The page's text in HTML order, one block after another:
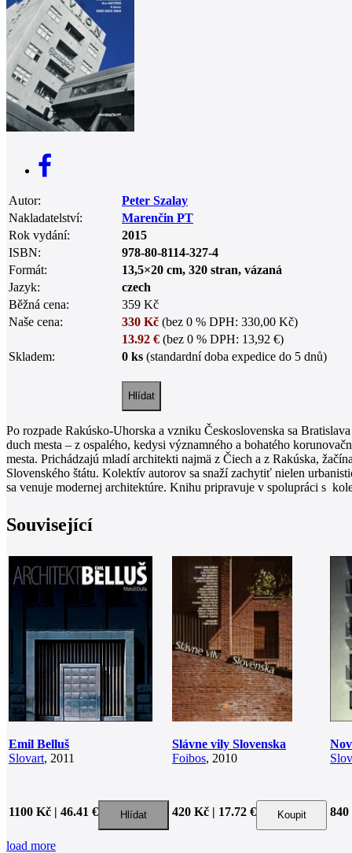
0
Autor:
Peter Szalay
Nakladatelství:
Marenčin PT
Rok vydání:
2015
ISBN:
978-80-8114-327-4
Formát:
13,5×20 cm, 320 stran, vázaná
Jazyk:
czech
Běžná cena:
359 Kč
Naše cena:
330 Kč (bez 0 % DPH: 330,00 Kč)
13.92 € (bez 0 % DPH: 13,92 €)
Skladem:
0 ks (standardní doba expedice do 5 dnů)
Po rozpade Rakúsko-Uhorska a vzniku Československa sa
duch mesta – z ospalého, kedysi významného a bohatého
mesta. Prichádzajú mladí architekti najmä z Čiech a z Rakúska,
Slovenského štátu. Kolektív autorov sa snaží zachytiť nielen
sa venuje modernej architektúre. Knihu pripravuje v spolupráci s
Související
Emil Belluš
Slovart, 2011
1100 Kč | 46.41 €
Slávne vily Slovenska
Foibos, 2010
420 Kč | 17.72 € 840
load more